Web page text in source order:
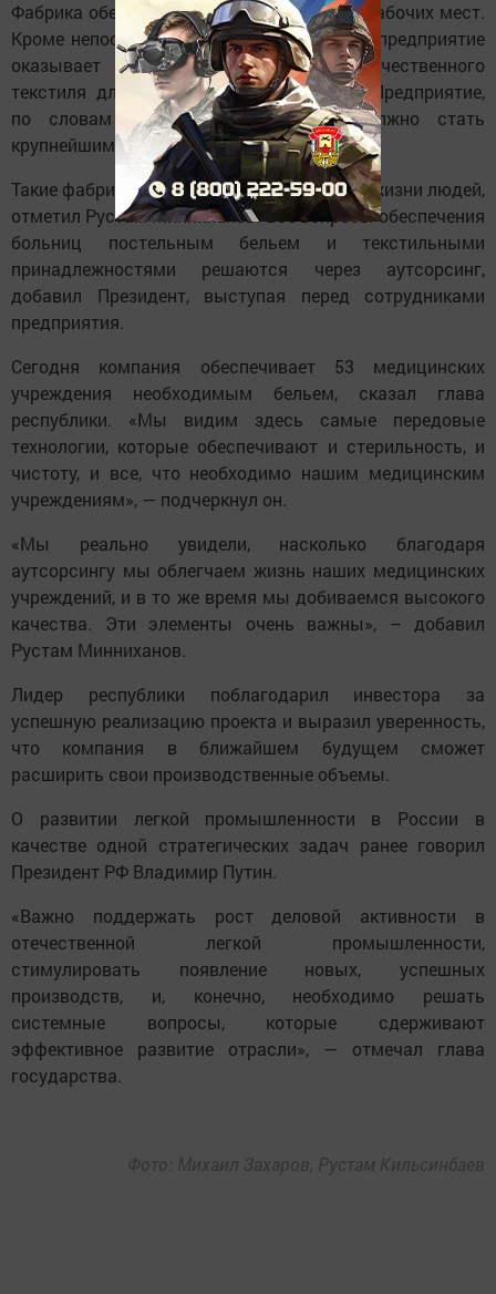
Фабрика обеспечила городу порядка 175 рабочих мест.
Кроме непосредственно обработки белья, предприятие
оказывает услуги по аренде высококачественного
текстиля для медицинских учреждений. Предприятие,
по словам руководства компании, должно стать
крупнейшим в ПФО.
Такие фабрики качественно меняют образ жизни людей,
отметил Рустам Минниханов. Все вопросы обеспечения
больниц постельным бельем и текстильными
принадлежностями решаются через аутсорсинг,
добавил Президент, выступая перед сотрудниками
предприятия.
Сегодня компания обеспечивает 53 медицинских
учреждения необходимым бельем, сказал глава
республики. «Мы видим здесь самые передовые
технологии, которые обеспечивают и стерильность, и
чистоту, и все, что необходимо нашим медицинским
учреждениям», — подчеркнул он.
«Мы реально увидели, насколько благодаря
аутсорсингу мы облегчаем жизнь наших медицинских
учреждений, и в то же время мы добиваемся высокого
качества. Эти элементы очень важны», – добавил
Рустам Минниханов.
Лидер республики поблагодарил инвестора за
успешную реализацию проекта и выразил уверенность,
что компания в ближайшем будущем сможет
расширить свои производственные объемы.
О развитии легкой промышленности в России в
качестве одной стратегических задач ранее говорил
Президент РФ Владимир Путин.
«Важно поддержать рост деловой активности в
отечественной легкой промышленности,
стимулировать появление новых, успешных
производств, и, конечно, необходимо решать
системные вопросы, которые сдерживают
эффективное развитие отрасли», — отмечал глава
государства.
Фото: Михаил Захаров, Рустам Кильсинбаев